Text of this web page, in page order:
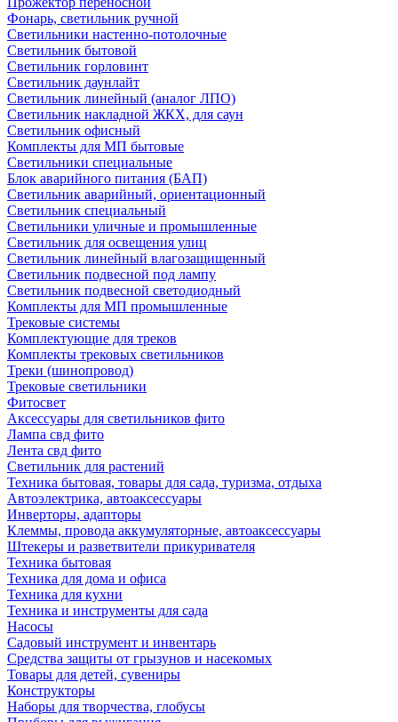
Фонарь, светильник ручной
Светильники настенно-потолочные
Светильник бытовой
Светильник горловинт
Светильник даунлайт
Светильник линейный (аналог ЛПО)
Светильник накладной ЖКХ, для саун
Светильник офисный
Комплекты для МП бытовые
Светильники специальные
Блок аварийного питания (БАП)
Светильник аварийный, ориентационный
Светильник специальный
Светильники уличные и промышленные
Светильник для освещения улиц
Светильник линейный влагозащищенный
Светильник подвесной под лампу
Светильник подвесной светодиодный
Комплекты для МП промышленные
Трековые системы
Комплектующие для треков
Комплекты трековых светильников
Треки (шинопровод)
Трековые светильники
Фитосвет
Аксессуары для светильников фито
Лампа свд фито
Лента свд фито
Светильник для растений
Техника бытовая, товары для сада, туризма, отдыха
Автоэлектрика, автоаксессуары
Инверторы, адапторы
Клеммы, провода аккумуляторные, автоаксессуары
Штекеры и разветвители прикуривателя
Техника бытовая
Техника для дома и офиса
Техника для кухни
Техника и инструменты для сада
Насосы
Садовый инструмент и инвентарь
Средства защиты от грызунов и насекомых
Товары для детей, сувениры
Конструкторы
Наборы для творчества, глобусы